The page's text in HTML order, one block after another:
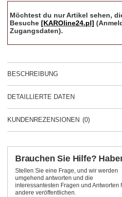
Möchtest du nur Artikel sehen,
Besuche [KAROline24.pl]
Zugangsdaten).
BESCHREIBUNG
DETAILLIERTE DATEN
KUNDENREZENSIONEN (0)
Brauchen Sie Hilfe?
Stellen Sie eine Frage, und wir werden
umgehend antworten und die
interessantesten Fragen und Antworten
andere veröffentlichen.